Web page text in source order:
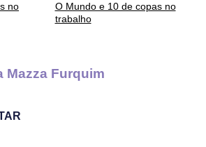
no
O Mundo e 10 de copas no
trabalho
Mazza Furquim